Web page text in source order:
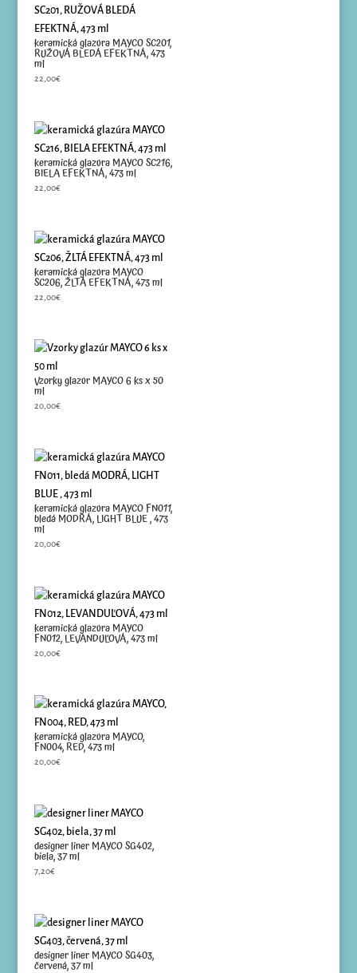
keramická glazúra MAYCO SC201,
RUŽOVÁ BLEDÁ EFEKTNÁ, 473
ml
22,00€
keramická glazúra MAYCO SC216,
BIELA EFEKTNÁ, 473 ml
22,00€
keramická glazúra MAYCO
SC206, ŽLTÁ EFEKTNÁ, 473 ml
22,00€
Vzorky glazúr MAYCO 6 ks x 50
ml
20,00€
keramická glazúra MAYCO FN011,
bledá MODRÁ, LIGHT BLUE , 473
ml
20,00€
keramická glazúra MAYCO
FN012, LEVANDUĽOVÁ, 473 ml
20,00€
keramická glazúra MAYCO,
FN004, RED, 473 ml
20,00€
designer liner MAYCO SG402,
biela, 37 ml
7,20€
designer liner MAYCO SG403,
červená, 37 ml